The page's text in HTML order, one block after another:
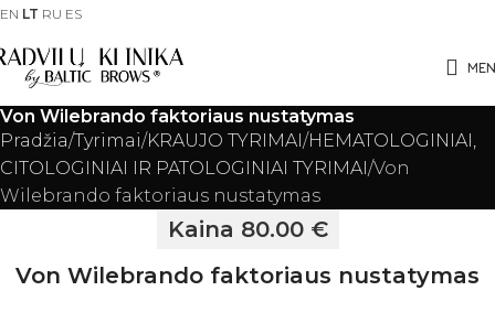
EN LT RU ES
Von Wilebrando faktoriaus nustatymas
Pradžia Tyrimai KRAUJO TYRIMAI HEMATOLOGINIAI,
CITOLOGINIAI IR PATOLOGINIAI TYRIMAI Von
Wilebrando faktoriaus nustatymas
Kaina 80.00 €
Von Wilebrando faktoriaus nustatymas